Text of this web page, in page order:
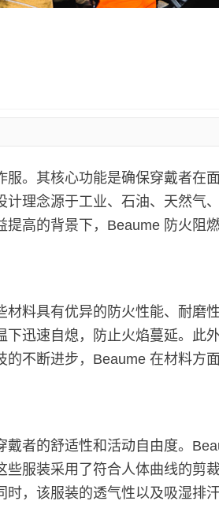
其核心功能是确保穿戴者在
理念源于工业、石油、天然气
高的背景下，Beaume 防火阻
料具有优异的防火性能、耐磨
迅速自熄，防止火焰蔓延。此
不断进步，Beaume 在材料方
者的舒适性和活动自由度。
服装采用了符合人体曲线的剪
，该服装的透气性以及吸湿排